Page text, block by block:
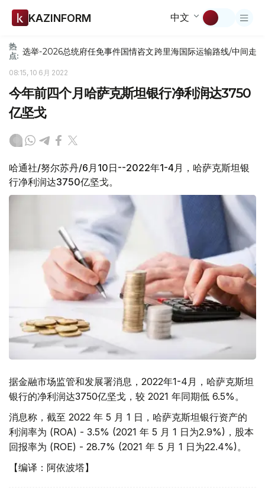
KAZINFORM 中文
热
点: 选举-2026总统府任免事件国情咨文跨里海国际运输路线/中间走廊
08:15, 10 6月 2022
今年前四个月哈萨克斯坦银行净利润达3750
亿坚戈
哈通社/努尔苏丹/6月10日--2022年1-4月，哈萨克斯坦银
行净利润达3750亿坚戈。
据金融市场监管和发展署消息，2022年1-4月，哈萨克斯坦
银行的净利润达3750亿坚戈，较 2021 年同期低 6.5%。
消息称，截至 2022 年 5 月 1 日，哈萨克斯坦银行资产的
利润率为 (ROA) - 3.5% (2021 年 5 月 1 日为2.9%)，股本
回报率为 (ROE) - 28.7% (2021 年 5 月 1 日为22.4%)。
【编译：阿依波塔】